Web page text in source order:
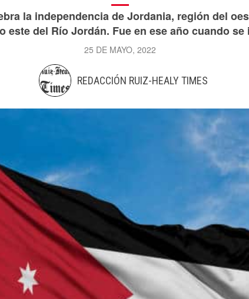
la independencia de Jordania, región del
este del Río Jordán. Fue en ese año cuando
25 DE MAYO, 2022
REDACCIÓN RUIZ-HEALY TIMES